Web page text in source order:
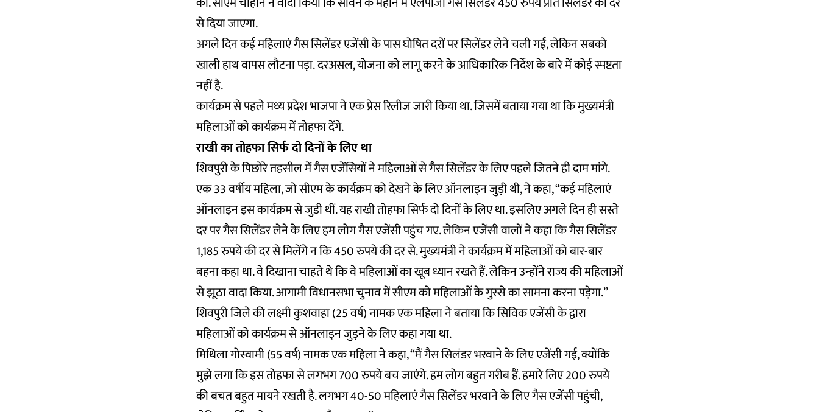
से दिया जाएगा.
अगले दिन कई महिलाएं गैस सिलेंडर एजेंसी के पास घोषित दरों पर सिलेंडर लेने चली गईं, लेकिन सबको
खाली हाथ वापस लौटना पड़ा. दरअसल, योजना को लागू करने के आधिकारिक निर्देश के बारे में कोई स्पष्टता
नहीं है.
कार्यक्रम से पहले मध्य प्रदेश भाजपा ने एक प्रेस रिलीज जारी किया था. जिसमें बताया गया था कि मुख्यमंत्री
महिलाओं को कार्यक्रम में तोहफा देंगे.
राखी का तोहफा सिर्फ दो दिनों के लिए था
शिवपुरी के पिछोरे तहसील में गैस एजेंसियों ने महिलाओं से गैस सिलेंडर के लिए पहले जितने ही दाम मांगे.
एक 33 वर्षीय महिला, जो सीएम के कार्यक्रम को देखने के लिए ऑनलाइन जुड़ी थी, ने कहा, “कई महिलाएं
ऑनलाइन इस कार्यक्रम से जुडी थीं. यह राखी तोहफा सिर्फ दो दिनों के लिए था. इसलिए अगले दिन ही सस्ते
दर पर गैस सिलेंडर लेने के लिए हम लोग गैस एजेंसी पहुंच गए. लेकिन एजेंसी वालों ने कहा कि गैस सिलेंडर
1,185 रुपये की दर से मिलेंगे न कि 450 रुपये की दर से. मुख्यमंत्री ने कार्यक्रम में महिलाओं को बार-बार
बहना कहा था. वे दिखाना चाहते थे कि वे महिलाओं का खूब ध्यान रखते हैं. लेकिन उन्होंने राज्य की महिलाओं
से झूठा वादा किया. आगामी विधानसभा चुनाव में सीएम को महिलाओं के गुस्से का सामना करना पड़ेगा.”
शिवपुरी जिले की लक्ष्मी कुशवाहा (25 वर्ष) नामक एक महिला ने बताया कि सिविक एजेंसी के द्वारा
महिलाओं को कार्यक्रम से ऑनलाइन जुड़ने के लिए कहा गया था.
मिथिला गोस्वामी (55 वर्ष) नामक एक महिला ने कहा, “मैं गैस सिलंडर भरवाने के लिए एजेंसी गई, क्योंकि
मुझे लगा कि इस तोहफा से लगभग 700 रुपये बच जाएंगे. हम लोग बहुत गरीब हैं. हमारे लिए 200 रुपये
की बचत बहुत मायने रखती है. लगभग 40-50 महिलाएं गैस सिलेंडर भरवाने के लिए गैस एजेंसी पहुंची,